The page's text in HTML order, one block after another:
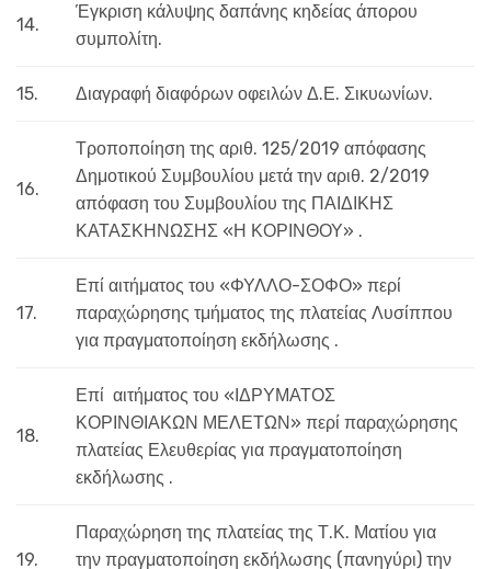
14.
Έγκριση κάλυψης δαπάνης κηδείας άπορου
συμπολίτη.
15. Διαγραφή διαφόρων οφειλών Δ.Ε. Σικυωνίων.
16.
Τροποποίηση της αριθ. 125/2019 απόφασης
Δημοτικού Συμβουλίου μετά την αριθ. 2/2019
απόφαση του Συμβουλίου της ΠΑΙΔΙΚΗΣ
ΚΑΤΑΣΚΗΝΩΣΗΣ «Η ΚΟΡΙΝΘΟΥ» .
17.
Επί αιτήματος του «ΦΥΛΛΟ-ΣΟΦΟ» περί
παραχώρησης τμήματος της πλατείας Λυσίππου
για πραγματοποίηση εκδήλωσης .
18.
Επί αιτήματος του «ΙΔΡΥΜΑΤΟΣ
ΚΟΡΙΝΘΙΑΚΩΝ ΜΕΛΕΤΩΝ» περί παραχώρησης
πλατείας Ελευθερίας για πραγματοποίηση
εκδήλωσης .
19.
Παραχώρηση της πλατείας της Τ.Κ. Ματίου για
την πραγματοποίηση εκδήλωσης (πανηγύρι) την